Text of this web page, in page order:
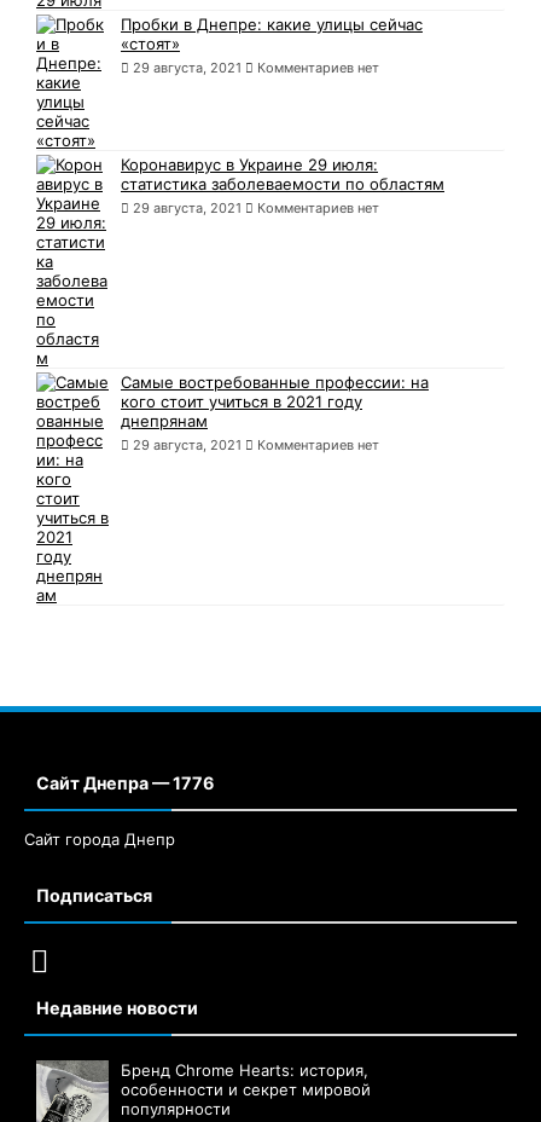
Пробки в Днепре: какие улицы сейчас
«стоят»
29 августа, 2021 Комментариев нет
Коронавирус в Украине 29 июля:
статистика заболеваемости по областям
29 августа, 2021 Комментариев нет
Самые востребованные профессии: на
кого стоит учиться в 2021 году
днепрянам
29 августа, 2021 Комментариев нет
Сайт Днепра — 1776
Сайт города Днепр
Подписаться
Недавние новости
Бренд Chrome Hearts: история,
особенности и секрет мировой
популярности